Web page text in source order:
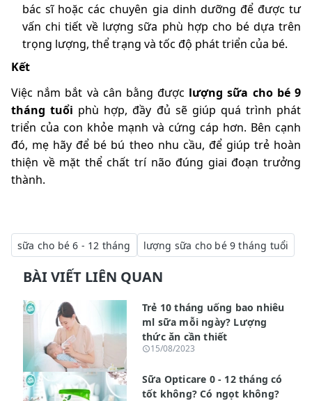
bác sĩ hoặc các chuyên gia dinh dưỡng để được tư
vấn chi tiết về lượng sữa phù hợp cho bé dựa trên
trọng lượng, thể trạng và tốc độ phát triển của bé.
Kết
Việc nắm bắt và cân bằng được lượng sữa cho bé 9
tháng tuổi phù hợp, đầy đủ sẽ giúp quá trình phát
triển của con khỏe mạnh và cứng cáp hơn. Bên cạnh
đó, mẹ hãy để bé bú theo nhu cầu, để giúp trẻ hoàn
thiện về mặt thể chất trí não đúng giai đoạn trưởng
thành.
sữa cho bé 6 - 12 tháng lượng sữa cho bé 9 tháng tuổi
BÀI VIẾT LIÊN QUAN
Trẻ 10 tháng uống bao nhiêu
ml sữa mỗi ngày? Lượng
thức ăn cần thiết
15/08/2023
Sữa Opticare 0 - 12 tháng có
tốt không? Có ngọt không?